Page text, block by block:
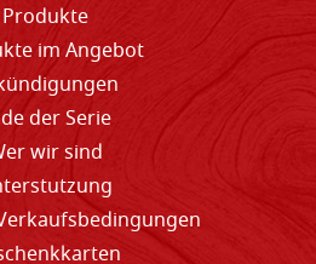
Produkte
im Angebot
der Serie
wir sind